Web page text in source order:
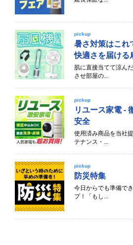
pickup
暑さ対策はこれ
快適さを届ける
肌に直接当てて涼ん
させ部屋の...
pickup
リユース家電 -
安全
使用済み商品を当社
テナンス・...
pickup
防災特集
今日からでも準備で
プ！「もし...